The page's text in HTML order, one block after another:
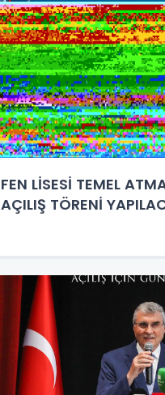
FEN LİSESİ TEMEL
AÇILIŞ TÖRENİ